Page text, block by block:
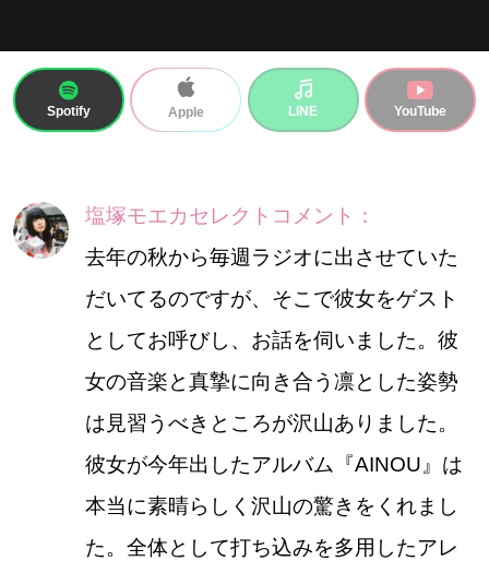
Spotify Apple LINE YouTube
塩塚モエカセレクトコメント：
去年の秋から毎週ラジオに出させていた
だいてるのですが、そこで彼女をゲスト
としてお呼びし、お話を伺いました。彼
女の音楽と真摯に向き合う凛とした姿勢
は見習うべきところが沢山ありました。
彼女が今年出したアルバム『AINOU』は
本当に素晴らしく沢山の驚きをくれまし
た。全体として打ち込みを多用したアレ